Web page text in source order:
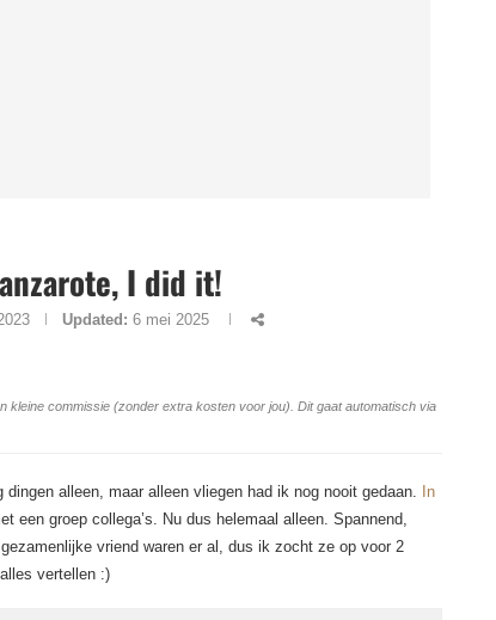
I did it!
Updated: 6 mei 2025
kleine commissie (zonder extra kosten voor jou). Dit gaat automatisch via
dingen alleen, maar alleen vliegen had ik nog nooit gedaan.
In
een groep collega’s. Nu dus helemaal alleen. Spannend,
vriend waren er al, dus ik zocht ze op voor 2
vertellen :)